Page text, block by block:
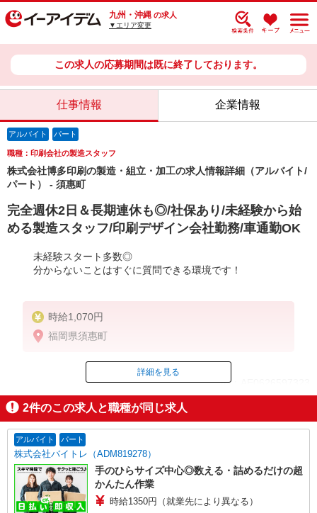
九州・沖縄 の求人
▼エリア変更
この求人の応募期間は既に終了しております。
仕事情報 企業情報
アルバイト パート
職種：印刷会社の製造スタッフ
株式会社博多印刷の製造・組立・加工の求人情報詳細（アルバイト/
パート） - 須惠町
完全週休2日＆長期連休も◎/社保あり/未経験から始
める製造スタッフ/印刷デザイン会社勤務/車通勤OK
未経験スタート多数◎
分からないことはすぐに質問できる環境です！
時給1,070円
福岡県須惠町
ID：AE0626597323
掲載期間終了
詳細を見る
2件のこの求人と職種が同じ求人
アルバイト パート
株式会社バイトレ（ADM819278）
手のひらサイズ中心◎数える・詰めるだけの超
かんたん作業
時給1350円（就業先により異なる）